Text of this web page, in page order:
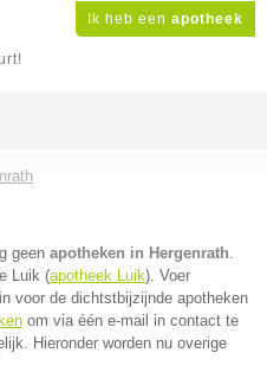
Ik heb een apotheek
geen apotheken in Hergenrath.
Luik (apotheek Luik). Voer
voor de dichtstbijzijnde apotheken
om via één e-mail in contact te
Hieronder worden nu overige